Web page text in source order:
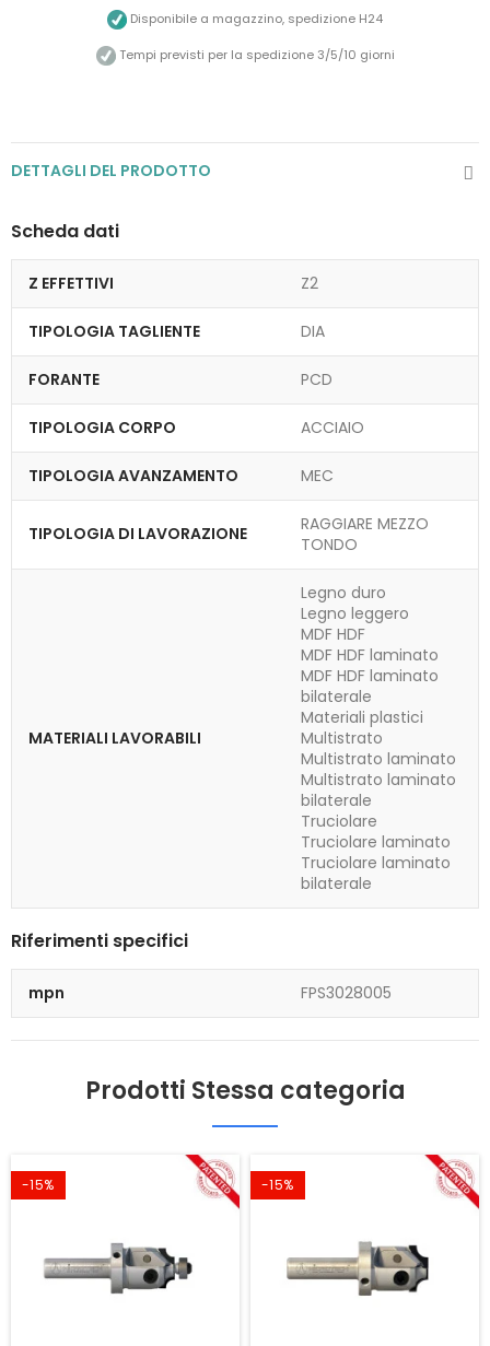
Disponibile a magazzino, spedizione H24
Tempi previsti per la spedizione 3/5/10 giorni
DETTAGLI DEL PRODOTTO
Scheda dati
Z EFFETTIVI Z2
TIPOLOGIA TAGLIENTE DIA
FORANTE PCD
TIPOLOGIA CORPO ACCIAIO
TIPOLOGIA AVANZAMENTO MEC
TIPOLOGIA DI LAVORAZIONE
RAGGIARE MEZZO
TONDO
MATERIALI LAVORABILI
Legno duro
Legno leggero
MDF HDF
MDF HDF laminato
MDF HDF laminato
bilaterale
Materiali plastici
Multistrato
Multistrato laminato
Multistrato laminato
bilaterale
Truciolare
Truciolare laminato
Truciolare laminato
bilaterale
Riferimenti specifici
mpn FPS3028005
Prodotti Stessa categoria
-15% -15%